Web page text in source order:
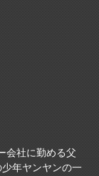
会社に勤める父
年ヤンヤンの一